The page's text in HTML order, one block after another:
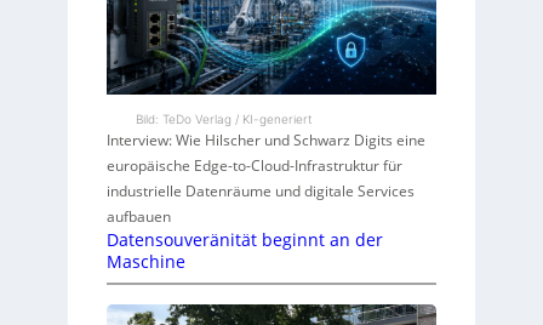
Bild: TeDo Verlag / KI-generiert
Interview: Wie Hilscher und Schwarz Digits eine
europäische Edge-to-Cloud-Infrastruktur für
industrielle Datenräume und digitale Services
aufbauen
Datensouveränität beginnt an der
Maschine